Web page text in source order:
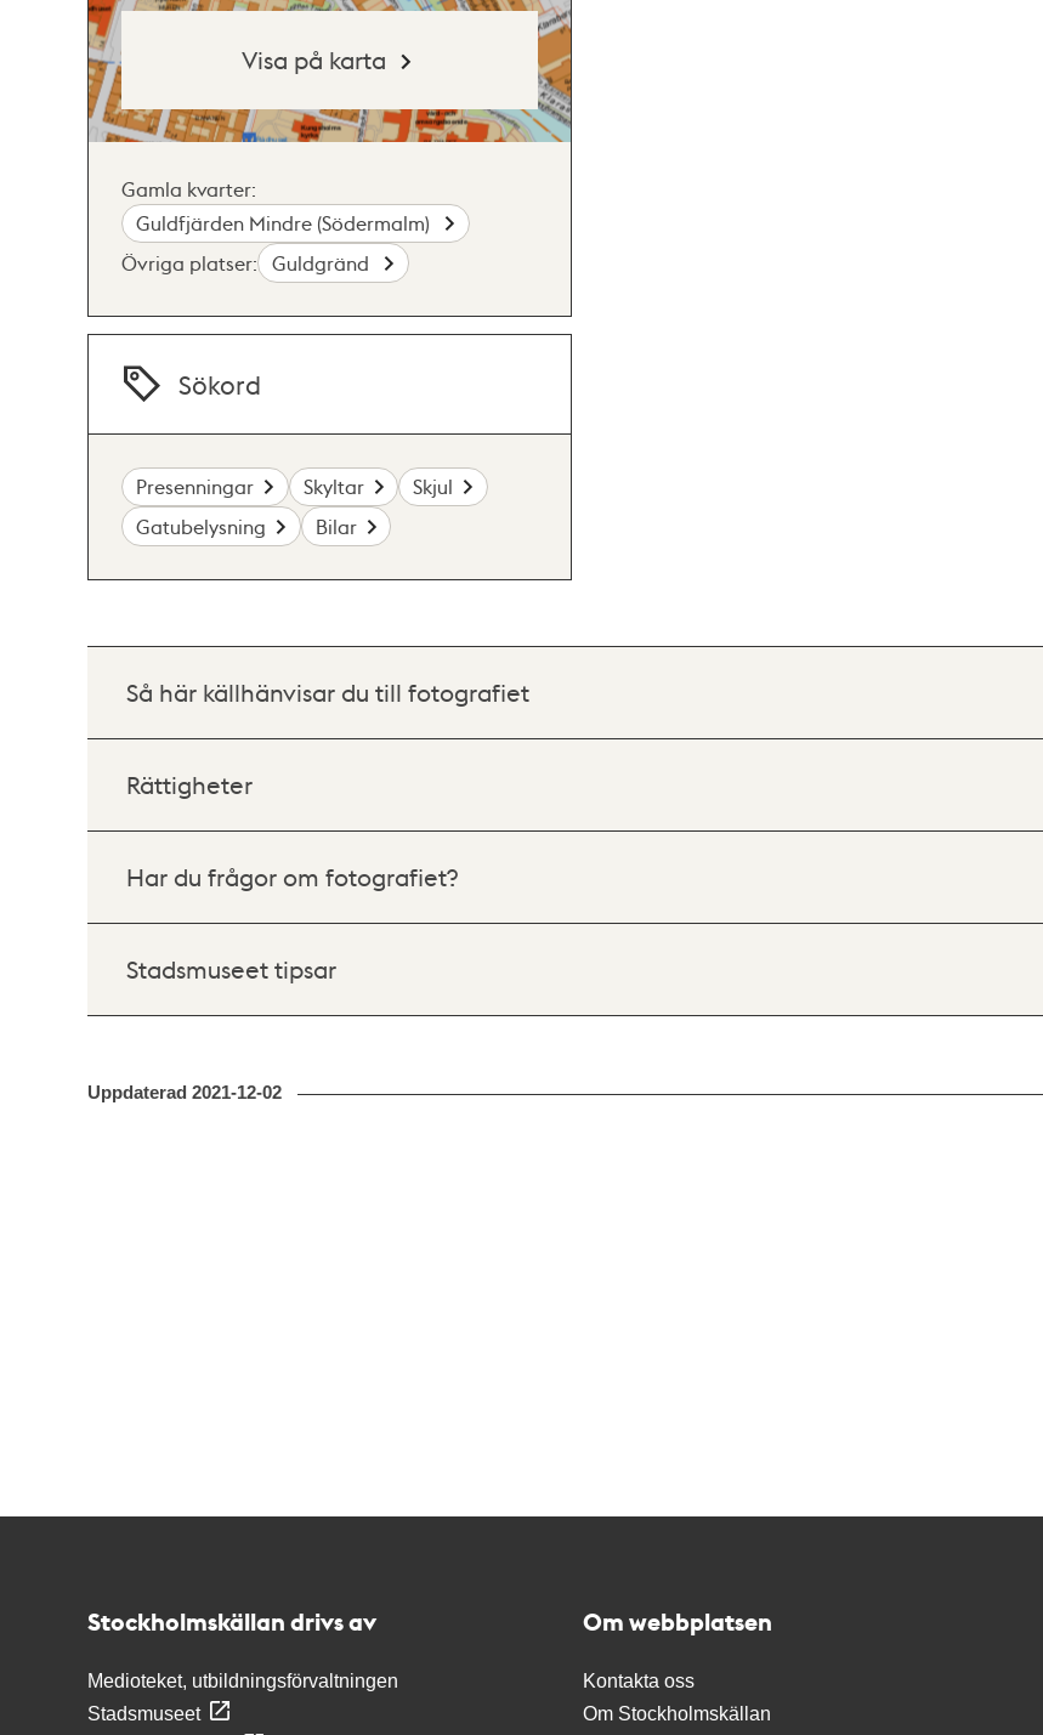
Visa på karta
Gamla kvarter:
Guldfjärden Mindre (Södermalm)
Övriga platser:
Guldgränd
Sökord
Presenningar Skyltar
Skjul
Gatubelysning
Bilar
Så här källhänvisar du till fotografiet
Rättigheter
Har du frågor om fotografiet?
Stadsmuseet tipsar
Uppdaterad 2021-12-02
Stockholmskällan drivs av
Medioteket, utbildningsförvaltningen
Stadsmuseet
Om webbplatsen
Kontakta oss
Om Stockholmskällan